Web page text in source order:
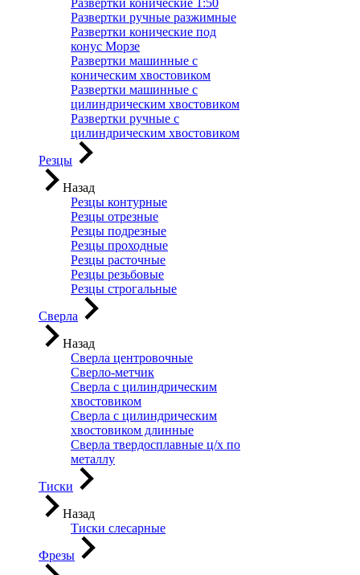
Развертки конические 1:50
Развертки ручные разжимные
Развертки конические под
конус Морзе
Развертки машинные с
коническим хвостовиком
Развертки машинные с
цилиндрическим хвостовиком
Развертки ручные с
цилиндрическим хвостовиком
Резцы
Назад
Резцы контурные
Резцы отрезные
Резцы подрезные
Резцы проходные
Резцы расточные
Резцы резьбовые
Резцы строгальные
Сверла
Назад
Сверла центровочные
Сверло-метчик
Сверла с цилиндрическим
хвостовиком
Сверла с цилиндрическим
хвостовиком длинные
Сверла твердосплавные ц/х по
металлу
Тиски
Назад
Тиски слесарные
Фрезы